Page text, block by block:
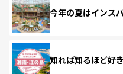
今年の夏はインス
知れば知るほど好